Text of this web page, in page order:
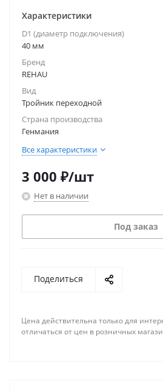
Характеристики
D1 (диаметр подключения)
40 мм
Бренд
REHAU
Вид
Тройник переходной
Страна производства
Генмания
Все характеристики
3 000 ₽/шт
Нет в наличии
Под заказ
Поделиться
Цена действительна только для
отличаться от цен в розничных